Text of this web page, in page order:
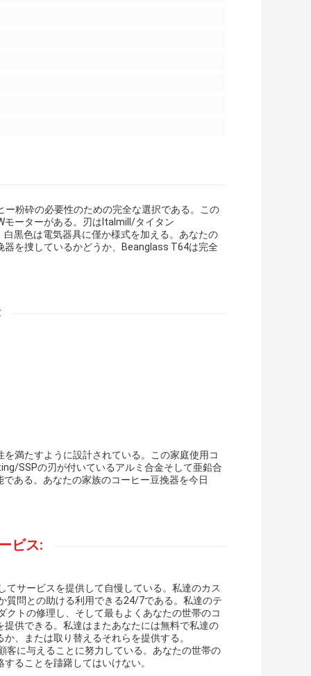
ー粉砕の必要性のための完全な選択である。この
モーターがある。刃はItalmill/タイタン
黒色は電気器具に僅か様式を加える。あなたの
を捜しているかどうか、Beanglass T64は完全
満たすように設計されている。この家庭使用コ
SSPの刃が付いているアルミ合金そして亜鉛合
ある。あなたの家族のコーヒー豆挽器を今日
ビス:
サービスを提供して自慢している。私達のカス
質問との助ける利用できる24/7である。私達のテ
トの修理し、そして最もよくあなたの世帯のコ
供できる。私達はまたあなたには無料で私達の
、または取り替えるそれらを提供する。
客に与えることに努力している。あなたの世帯の
ることを躊躇してはいけない。